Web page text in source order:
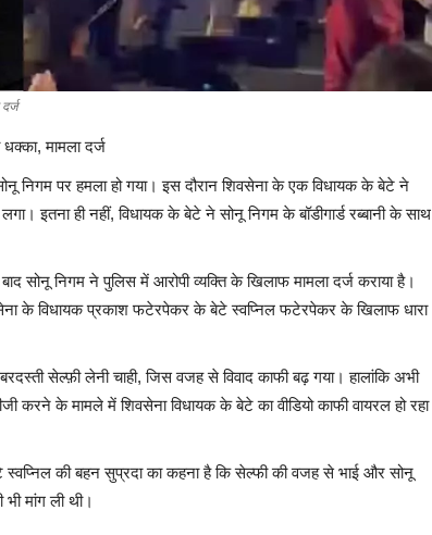
धक्का, मामला दर्ज
निगम पर हमला हो गया। इस दौरान शिवसेना के एक विधायक के बेटे ने
इतना ही नहीं, विधायक के बेटे ने सोनू निगम के बॉडीगार्ड रब्बानी के साथ
सोनू निगम ने पुलिस में आरोपी व्यक्ति के खिलाफ मामला दर्ज कराया है।
के विधायक प्रकाश फटेरपेकर के बेटे स्वप्निल फटेरपेकर के खिलाफ धारा
सेल्फ़ी लेनी चाही, जिस वजह से विवाद काफी बढ़ गया। हालांकि अभी
के मामले में शिवसेना विधायक के बेटे का वीडियो काफी वायरल हो रहा
की बहन सुप्रदा का कहना है कि सेल्फी की वजह से भाई और सोनू
भी मांग ली थी।